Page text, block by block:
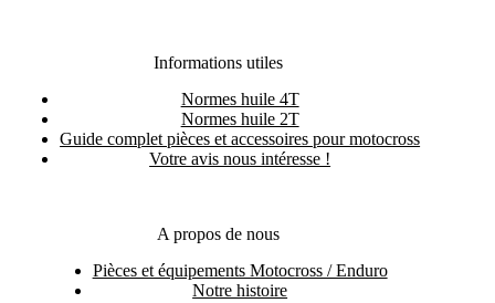
Informations utiles
Normes huile 4T
Normes huile 2T
Guide complet pièces et accessoires pour motocross
Votre avis nous intéresse !
A propos de nous
Pièces et équipements Motocross / Enduro
Notre histoire